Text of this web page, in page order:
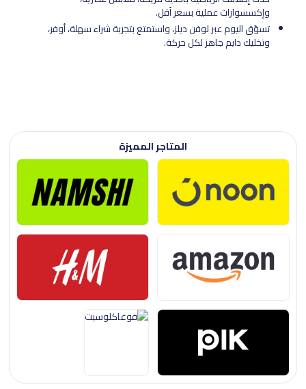
وإكسسوارات عملية بسعر أقل.
تسوّق اليوم عبر لوفن ديلز، واستمتع بتجربة شراء سهلة، أوفر،
وتخليك دايم جاهز لكل حركة.
المتاجر المميزة